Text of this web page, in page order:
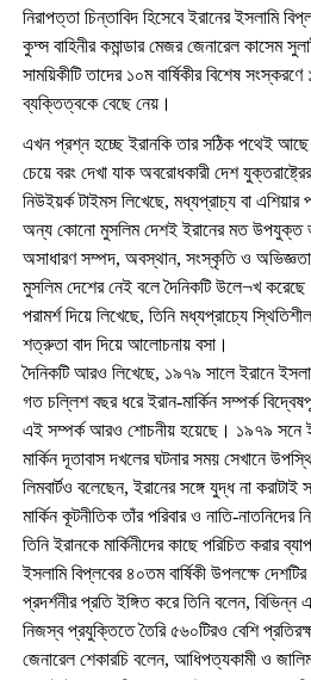
নিরাপত্তা চিন্তাবিদ হিসেবে ইরানের ইসলামি
কুদ্স বাহিনীর কমান্ডার মেজর জেনারেল কাসেম
সাময়িকীটি তাদের ১০ম বার্ষিকীর বিশেষ
ব্যক্তিত্বকে বেছে নেয়।
এখন প্রশ্ন হচ্ছে ইরানকি তার সঠিক পথেই
চেয়ে বরং দেখা যাক অবরোধকারী দেশ
নিউইয়র্ক টাইমস লিখেছে, মধ্যপ্রাচ্য বা এশিয়ার
অন্য কোনো মুসলিম দেশই ইরানের মত উপযুক্ত
অসাধারণ সম্পদ, অবস্থান, সংস্কৃতি ও
মুসলিম দেশের নেই বলে দৈনিকটি উলে¬খ
পরামর্শ দিয়ে লিখেছে, তিনি মধ্যপ্রাচ্যে
শত্রুতা বাদ দিয়ে আলোচনায় বসা।
দৈনিকটি আরও লিখেছে, ১৯৭৯ সালে ইরানে
গত চল্লিশ বছর ধরে ইরান-মার্কিন সম্পর্ক
এই সম্পর্ক আরও শোচনীয় হয়েছে। ১৯৭৯ সনে
মার্কিন দূতাবাস দখলের ঘটনার সময় সেখানে
লিমবার্টও বলেছেন, ইরানের সঙ্গে যুদ্ধ না
মার্কিন কূটনীতিক তাঁর পরিবার ও নাতি-
তিনি ইরানকে মার্কিনীদের কাছে পরিচিত করার
ইসলামি বিপ্লবের ৪০তম বার্ষিকী উপলক্ষে
প্রদর্শনীর প্রতি ইঙ্গিত করে তিনি বলেন,
নিজস্ব প্রযুক্তিতে তৈরি ৫৬০টিরও বেশি
জেনারেল শেকারচি বলেন, আধিপত্যকামী ও